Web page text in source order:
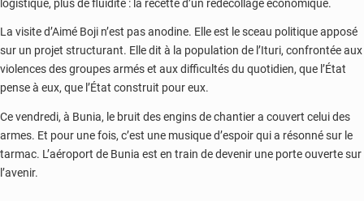
logistique, plus de fluidité : la recette d’un redécollage économique.
La visite d’Aimé Boji n’est pas anodine. Elle est le sceau politique apposé
sur un projet structurant. Elle dit à la population de l’Ituri, confrontée aux
violences des groupes armés et aux difficultés du quotidien, que l’État
pense à eux, que l’État construit pour eux.
Ce vendredi, à Bunia, le bruit des engins de chantier a couvert celui des
armes. Et pour une fois, c’est une musique d’espoir qui a résonné sur le
tarmac. L’aéroport de Bunia est en train de devenir une porte ouverte sur
l’avenir.